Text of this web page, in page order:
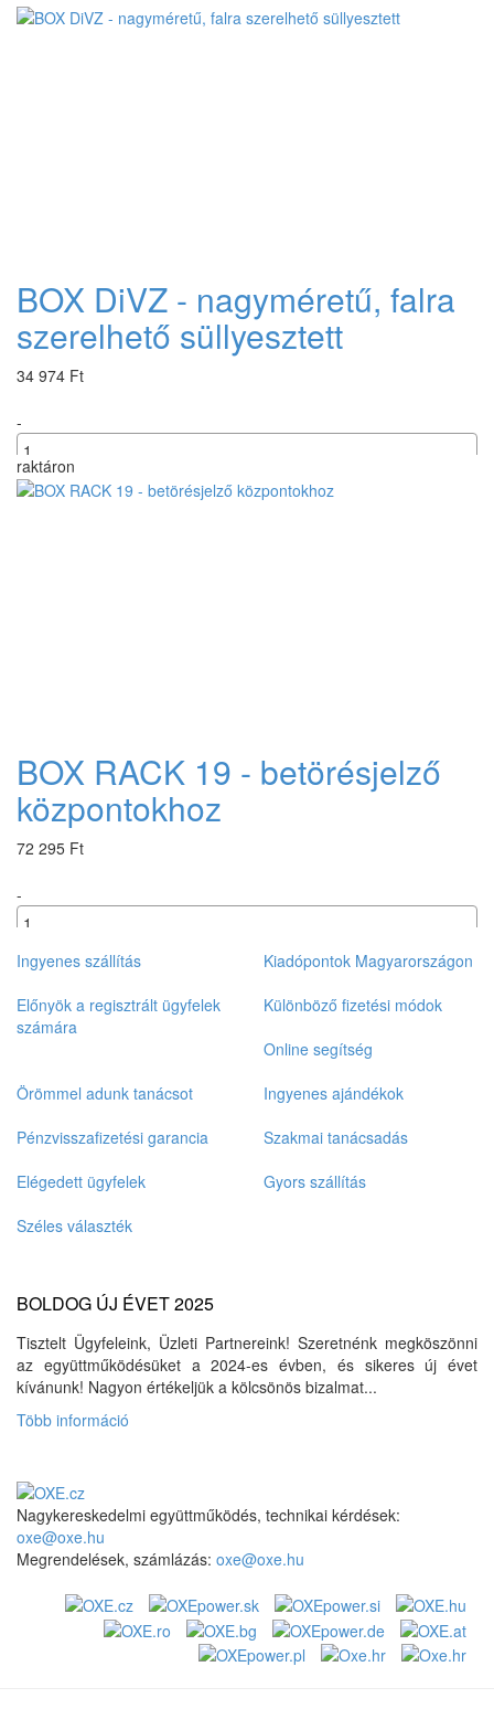
+
BOX DiVZ - nagyméretű, falra
szerelhető süllyesztett
34 974 Ft
-
+
raktáron
BOX RACK 19 - betörésjelző
központokhoz
72 295 Ft
-
+
Ingyenes szállítás
Kiadópontok Magyarországon
Előnyök a regisztrált ügyfelek
számára
Különböző fizetési módok
Online segítség
Örömmel adunk tanácsot
Ingyenes ajándékok
Pénzvisszafizetési garancia
Szakmai tanácsadás
Elégedett ügyfelek
Gyors szállítás
Széles választék
BOLDOG ÚJ ÉVET 2025
Tisztelt Ügyfeleink, Üzleti Partnereink! Szeretnénk megköszönni
az együttműködésüket a 2024-es évben, és sikeres új évet
kívánunk! Nagyon értékeljük a kölcsönös bizalmat...
Több információ
Nagykereskedelmi együttműködés, technikai kérdések:
oxe@oxe.hu
Megrendelések, számlázás: oxe@oxe.hu